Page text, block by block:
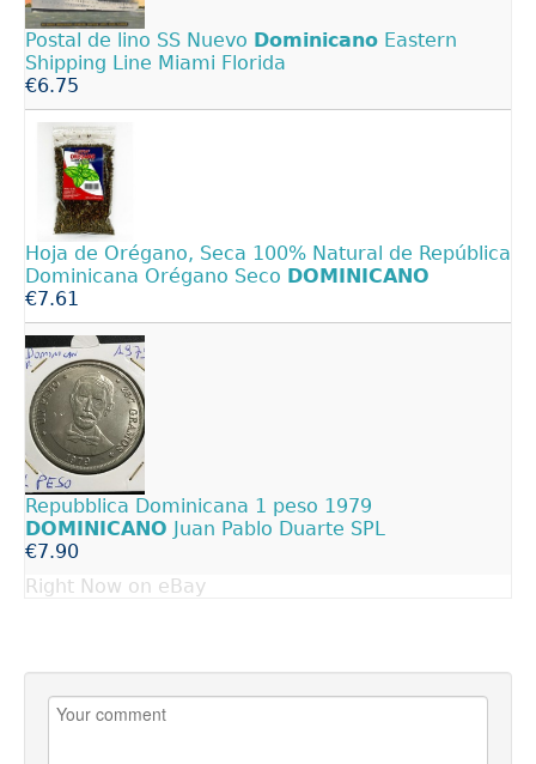
Postal de lino SS Nuevo Dominicano Eastern
Shipping Line Miami Florida
€6.75
Hoja de Orégano, Seca 100% Natural de República
Dominicana Orégano Seco DOMINICANO
€7.61
Repubblica Dominicana 1 peso 1979
DOMINICANO Juan Pablo Duarte SPL
€7.90
Right Now on eBay